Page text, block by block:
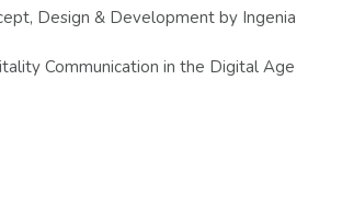
Design & Development by Ingenia
Communication in the Digital Age